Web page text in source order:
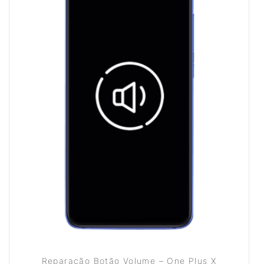
Reparação Botão Volume – One Plus X